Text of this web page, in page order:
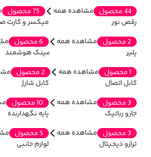
44 محصول
مشاهده همه
75 محصول
رقص نور
2 محصول
مشاهده همه
میکسر و کارت
6 محصول
پلیر
1 محصول
مشاهده همه
عینک هوشمند
2 محصول
کابل اتصال
3 محصول
مشاهده همه
کابل شارژ
10 محصول
جارو رباتیک
3 محصول
مشاهده همه
پایه نگهدارنده
5 محصول
ترازو دیجیتال
لوازم جانبی